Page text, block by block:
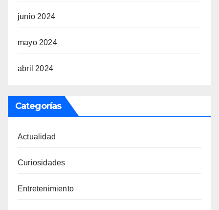
junio 2024
mayo 2024
abril 2024
Categorías
Actualidad
Curiosidades
Entretenimiento